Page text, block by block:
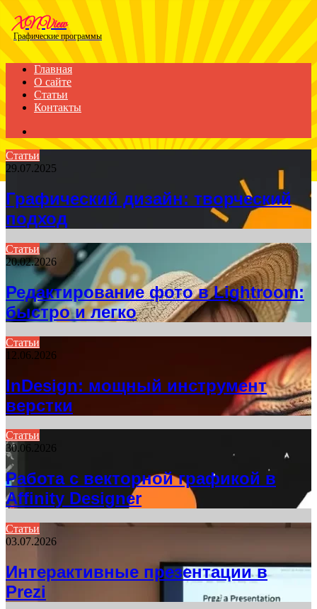
Menu
XNView
Графические программы
Главная
О сайте
Статьи
Контакты
for
Статьи
29.07.2025
Графический дизайн: творческий
подход
Статьи
20.02.2026
Редактирование фото в Lightroom:
быстро и легко
Статьи
12.06.2026
InDesign: мощный инструмент
верстки
Статьи
30.06.2026
Работа с векторной графикой в
Affinity Designer
Статьи
03.07.2026
Интерактивные презентации в
Prezi